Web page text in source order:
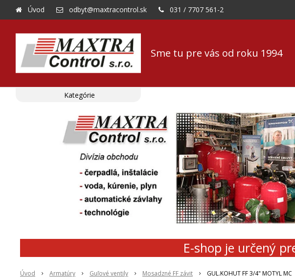
Sme tu pre vás od roku 1994
Úvod odbyt@maxtracontrol.sk 031 / 7707 561-2
E-shop je určený
Úvod Armatúry Guľové ventily Mosadzné FF závit GUL.KOHUT FF 3/4" MOTYL MC
Kategórie